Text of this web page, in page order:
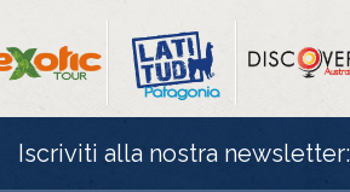
Iscriviti alla nostra newsletter: